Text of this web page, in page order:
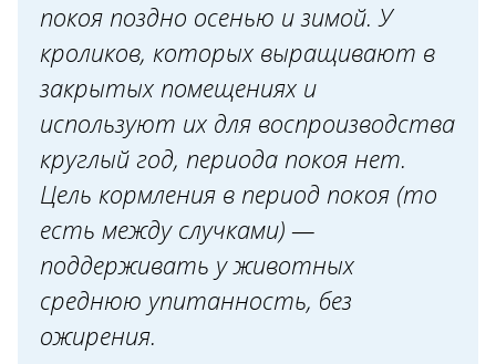
покоя поздно осенью и зимой. У
кроликов, которых выращивают в
закрытых помещениях и
используют их для воспроизводства
круглый год, периода покоя нет.
Цель кормления в период покоя (то
есть между случками) —
поддерживать у животных
среднюю упитанность, без
ожирения.